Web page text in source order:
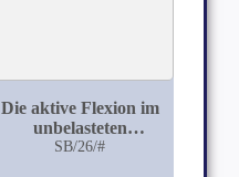
Die aktive Flexion im
unbelasteten
Kniegelenk
SB/26/#